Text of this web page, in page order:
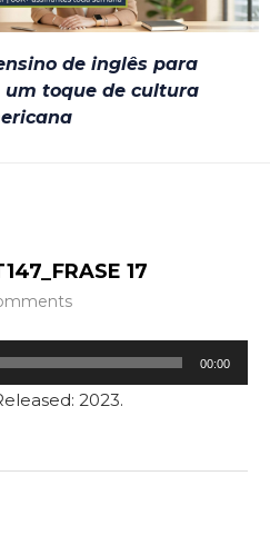
de inglês para
um toque de cultura
17
00:00
2023.